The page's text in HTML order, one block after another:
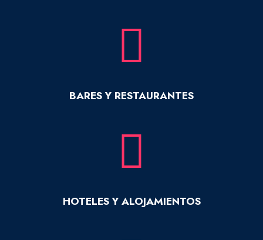
BARES Y RESTAURANTES
HOTELES Y ALOJAMIENTOS